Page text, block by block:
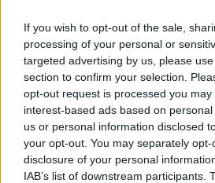
If you wish to opt-out of the sale,
processing of your personal or
targeted advertising by us, please
section to confirm your selection.
opt-out request is processed you may
interest-based ads based on
us or personal information disclosed
your opt-out. You may separately
disclosure of your personal
IAB’s list of downstream participants.